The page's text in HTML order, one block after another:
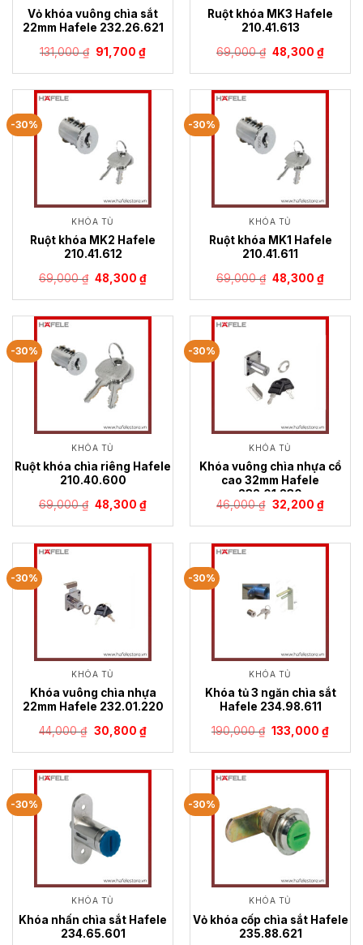
Vỏ khóa vuông chìa sắt
22mm Hafele 232.26.621
131,000₫ Giá
gốc
là:
91,700₫Giá
tại
91,700 ₫.
Ruột khóa MK3 Hafele
210.41.613
69,000₫ Giá
gốc
là:
48,300₫Giá
tại
48,300
-30%
KHÓA TỦ
Ruột khóa MK2 Hafele
210.41.612
69,000₫ Giá
gốc
là:
48,300₫Giá
tại
48,300 ₫.
-30%
KHÓA TỦ
Ruột khóa MK1 Hafele
210.41.611
69,000₫ Giá
gốc
là:
48,300₫Giá
tại
48,300
-30%
KHÓA TỦ
Ruột khóa chìa riêng Hafele
210.40.600
69,000₫ Giá
gốc
là:
48,300₫Giá
tại
48,300 ₫.
-30%
KHÓA TỦ
Khóa vuông chìa nhựa cổ
cao 32mm Hafele
232.01.230
46,000₫ Giá
gốc
là:
32,200 ₫Giá
hiện
tại
32,200
-30%
KHÓA TỦ
Khóa vuông chìa nhựa
22mm Hafele 232.01.220
44,000₫ Giá
gốc
là:
30,800 ₫Giá
hiện
tại
30,800 ₫.
-30%
KHÓA TỦ
Khóa tủ 3 ngăn chìa sắt
Hafele 234.98.611
190,000₫ Giá
là:
133,000₫Giá
tại
-30%
KHÓA TỦ
Khóa nhấn chìa sắt Hafele
234.65.601
-30%
KHÓA TỦ
Vỏ khóa cốp chìa sắt Hafele
235.88.621